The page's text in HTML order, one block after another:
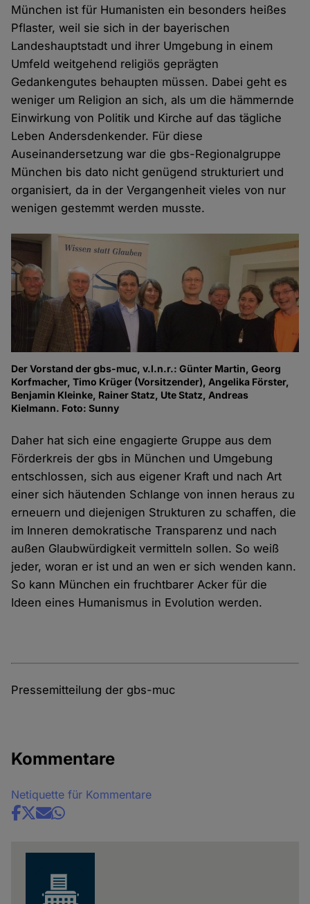
München ist für Humanisten ein besonders heißes
Pflaster, weil sie sich in der bayerischen
Landeshauptstadt und ihrer Umgebung in einem
Umfeld weitgehend religiös geprägten
Gedankengutes behaupten müssen. Dabei geht es
weniger um Religion an sich, als um die hämmernde
Einwirkung von Politik und Kirche auf das tägliche
Leben Andersdenkender. Für diese
Auseinandersetzung war die gbs-Regionalgruppe
München bis dato nicht genügend strukturiert und
organisiert, da in der Vergangenheit vieles von nur
wenigen gestemmt werden musste.
Der Vorstand der gbs-muc, v.l.n.r.: Günter Martin, Georg
Korfmacher, Timo Krüger (Vorsitzender), Angelika Förster,
Benjamin Kleinke, Rainer Statz, Ute Statz, Andreas
Kielmann. Foto: Sunny
Daher hat sich eine engagierte Gruppe aus dem
Förderkreis der gbs in München und Umgebung
entschlossen, sich aus eigener Kraft und nach Art
einer sich häutenden Schlange von innen heraus zu
erneuern und diejenigen Strukturen zu schaffen, die
im Inneren demokratische Transparenz und nach
außen Glaubwürdigkeit vermitteln sollen. So weiß
jeder, woran er ist und an wen er sich wenden kann.
So kann München ein fruchtbarer Acker für die
Ideen eines Humanismus in Evolution werden.
Pressemitteilung der gbs-muc
Kommentare
Netiquette für Kommentare
Share